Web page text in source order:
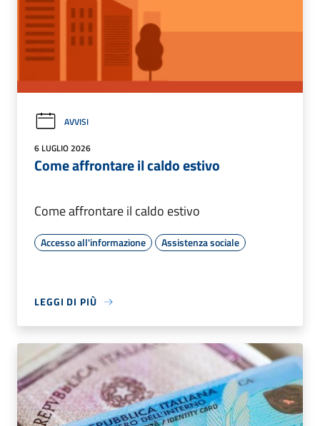
AVVISI
6 LUGLIO 2026
Come affrontare il caldo estivo
Come affrontare il caldo estivo
Accesso all'informazione Assistenza sociale
LEGGI DI PIÙ